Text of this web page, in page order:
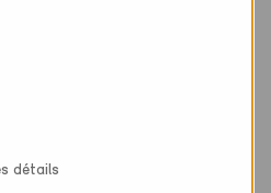
Certificats)
détails